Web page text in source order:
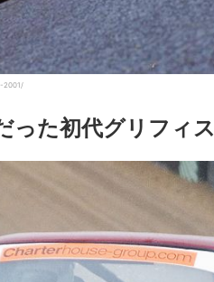
2001/
った初代グリフィス